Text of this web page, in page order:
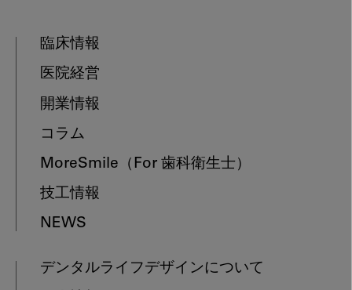
臨床情報
医院経営
開業情報
コラム
MoreSmile （For 歯科衛生士）
技工情報
NEWS
デンタルライフデザインについて